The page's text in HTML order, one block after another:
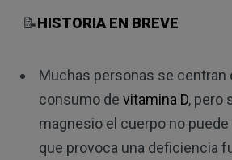
📝HISTORIA EN BREVE
Muchas personas se centran
consumo de vitamina D, pero
magnesio el cuerpo no puede
que provoca una deficiencia